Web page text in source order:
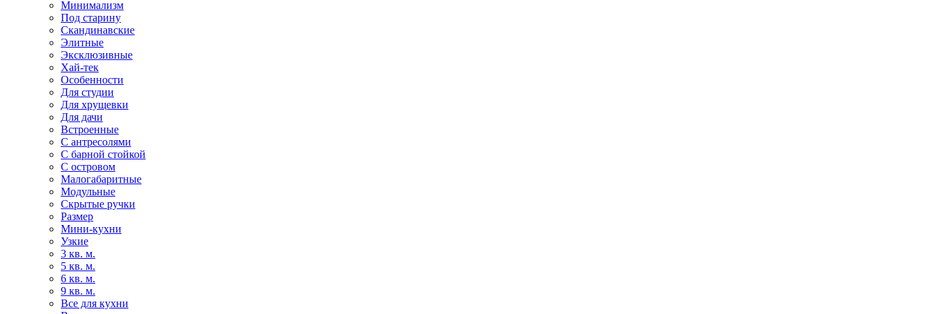
Минимализм
Под старину
Скандинавские
Элитные
Эксклюзивные
Хай-тек
Особенности
Для студии
Для хрущевки
Для дачи
Встроенные
С антресолями
С барной стойкой
С островом
Малогабаритные
Модульные
Скрытые ручки
Размер
Мини-кухни
Узкие
3 кв. м.
5 кв. м.
6 кв. м.
9 кв. м.
Все для кухни